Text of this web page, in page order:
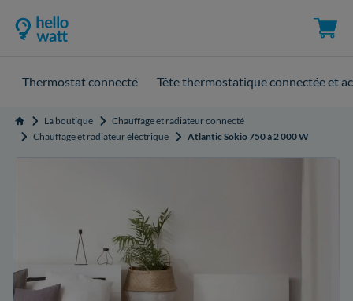
Thermostat connecté Tête thermostatique connectée et
Accueil La boutique
Chauffage et radiateur connecté
Chauffage et radiateur électrique
Atlantic Sokio 750 à 2 000 W